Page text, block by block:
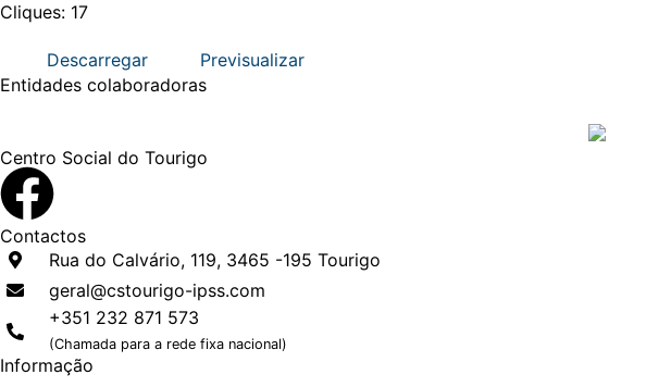
Cliques: 17
Descarregar
Previsualizar
Entidades colaboradoras
Centro Social do Tourigo
Contactos
Rua do Calvário, 119, 3465 -195 Tourigo
geral@cstourigo-ipss.com
+351 232 871 573
(Chamada para a rede fixa nacional)
Informação